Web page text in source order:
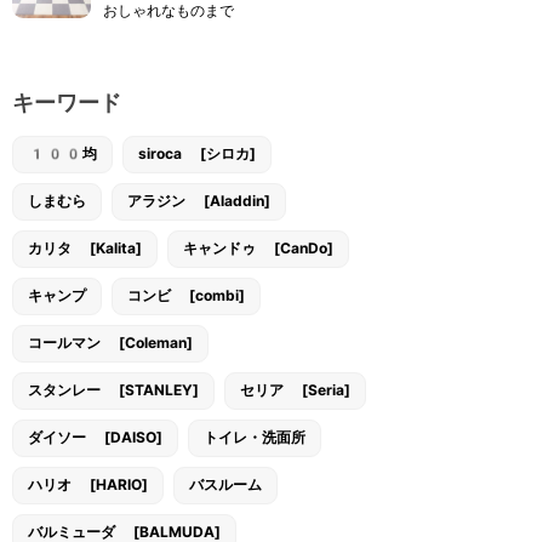
おしゃれなものまで
キーワード
100均 siroca [シロカ]
しまむら アラジン [Aladdin]
カリタ [Kalita] キャンドゥ [CanDo]
キャンプ コンビ [combi]
コールマン [Coleman]
スタンレー [STANLEY] セリア [Seria]
ダイソー [DAISO] トイレ・洗面所
ハリオ [HARIO] バスルーム
バルミューダ [BALMUDA]